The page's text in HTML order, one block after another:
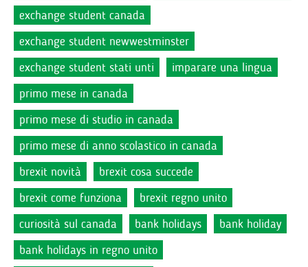
exchange student canada
exchange student newwestminster
exchange student stati unti
imparare una lingua
primo mese in canada
primo mese di studio in canada
primo mese di anno scolastico in canada
brexit novità
brexit cosa succede
brexit come funziona
brexit regno unito
curiosità sul canada
bank holidays
bank holiday
bank holidays in regno unito